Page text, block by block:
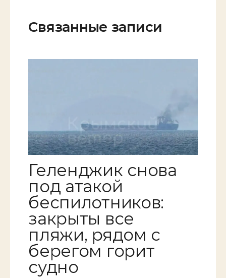
Связанные записи
Геленджик снова
под атакой
беспилотников:
закрыты все
пляжи, рядом с
берегом горит
судно